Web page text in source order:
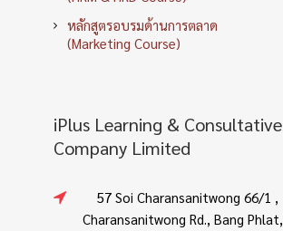
หลักสูตรอบรมด้านการตลาด
(Marketing Course)
iPlus Learning & Consultative
Company Limited
57 Soi Charansanitwong 66/1 ,
Charansanitwong Rd., Bang Phlat,